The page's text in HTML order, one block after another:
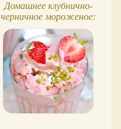
Домашнее клубнично-
черничное мороженое:
очень простой рецепт